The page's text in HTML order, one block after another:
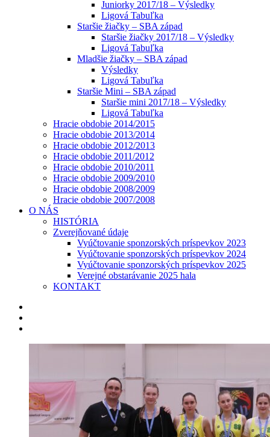
Juniorky 2017/18 – Výsledky
Ligová Tabuľka
Staršie žiačky – SBA západ
Staršie žiačky 2017/18 – Výsledky
Ligová Tabuľka
Mladšie žiačky – SBA západ
Výsledky
Ligová Tabuľka
Staršie Mini – SBA západ
Staršie mini 2017/18 – Výsledky
Ligová Tabuľka
Hracie obdobie 2014/2015
Hracie obdobie 2013/2014
Hracie obdobie 2012/2013
Hracie obdobie 2011/2012
Hracie obdobie 2010/2011
Hracie obdobie 2009/2010
Hracie obdobie 2008/2009
Hracie obdobie 2007/2008
O NÁS
HISTÓRIA
Zverejňované údaje
Vyúčtovanie sponzorských príspevkov 2023
Vyúčtovanie sponzorských príspevkov 2024
Vyúčtovanie sponzorských príspevkov 2025
Verejné obstarávanie 2025 hala
KONTAKT